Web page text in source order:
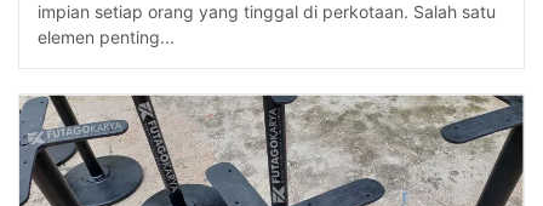
impian setiap orang yang tinggal di perkotaan. Salah satu
elemen penting...